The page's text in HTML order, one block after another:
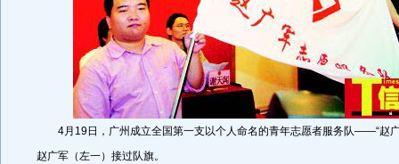
4月19日，广州成立全国第一支以个人命名的青年志愿者服务队——“赵广
赵广军（左一）接过队旗。